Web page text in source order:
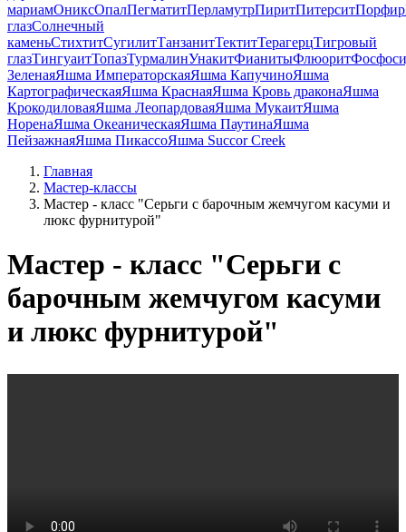
мариамОниксОпалПегматитПерламутрПиритПитерситПорфир
глазСолнечный
каменьСтихтитСугилитТанзанитТектитТерагерцТигровый
глазТингуаитТопазТурмалинУнакитФианитыФлюорит
ЗеленаяЯшма ИмператорскаяЯшма КапучиноЯшма
КартографическаяЯшма КраснаяЯшма Кровь драконаЯшма
КрокодиловаяЯшма ЛеопардоваяЯшма МукаитЯшма
НоренаЯшма ОкеаническаяЯшма ПаутинаЯшма
ПейзажнаяЯшма ПикассоЯшма Succor Creek
Главная
Мастер-классы
Мастер - класс "Серьги с барочным жемчугом касуми и
люкс фурнитурой"
Мастер - класс "Серьги с
барочным жемчугом касуми
и люкс фурнитурой"